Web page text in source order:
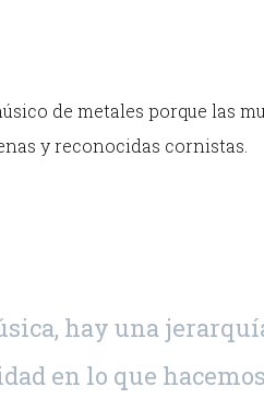
de metales porque las
y reconocidas cornistas.
hay una
en lo que